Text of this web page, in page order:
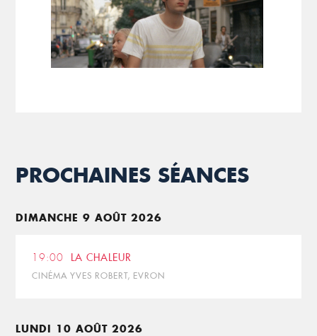
PROCHAINES SÉANCES
DIMANCHE 9 AOÛT 2026
19:00 LA CHALEUR
CINÉMA YVES ROBERT, EVRON
LUNDI 10 AOÛT 2026